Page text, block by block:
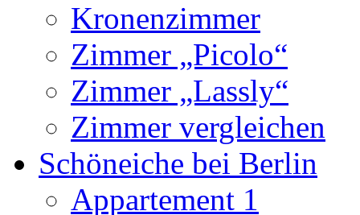
Kronenzimmer
Zimmer „Picolo“
Zimmer „Lassly“
Zimmer vergleichen
Schöneiche bei Berlin
Appartement 1